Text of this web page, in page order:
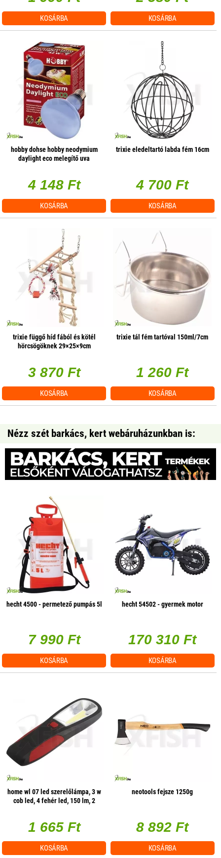
KOSÁRBA KOSÁRBA
hobby dohse hobby neodymium
daylight eco melegítő uva
4 148 Ft
KOSÁRBA
trixie eledeltartó labda fém 16cm
4 700 Ft
KOSÁRBA
trixie függő híd fából és kötél
hörcsögöknek 29×25×9cm
3 870 Ft
KOSÁRBA
trixie tál fém tartóval 150ml/7cm
1 260 Ft
KOSÁRBA
Nézz szét barkács, kert webáruházunkban is:
hecht 4500 - permetező pumpás 5l
7 990 Ft
KOSÁRBA
hecht 54502 - gyermek motor
170 310 Ft
KOSÁRBA
home wl 07 led szerelőlámpa, 3 w
cob led, 4 fehér led, 150 lm, 2
1 665 Ft
KOSÁRBA
neotools fejsze 1250g
8 892 Ft
KOSÁRBA